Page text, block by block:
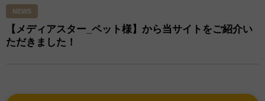
NEWS
【メディアスター_ペット様】から当サイトをご紹介い
ただきました！